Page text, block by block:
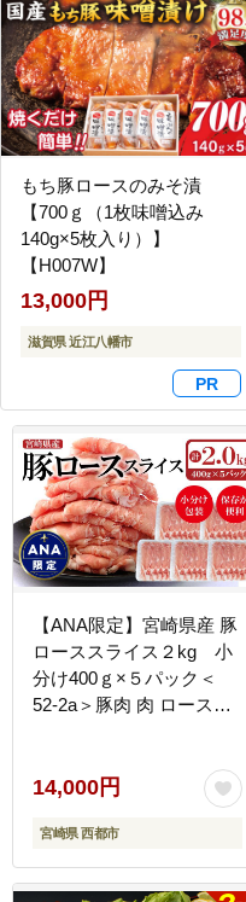
_CB119-26-08
もち豚ロースのみそ漬
【700ｇ（1枚味噌込み
140g×5枚入り）】
【H007W】
13,000円
滋賀県 近江八幡市
【ANA限定】宮崎県産 豚
ローススライス２kg 小
分け400ｇ×５パック＜
52-2a＞豚肉 肉 ロースス
焼き
14,000円
宮崎県 西都市